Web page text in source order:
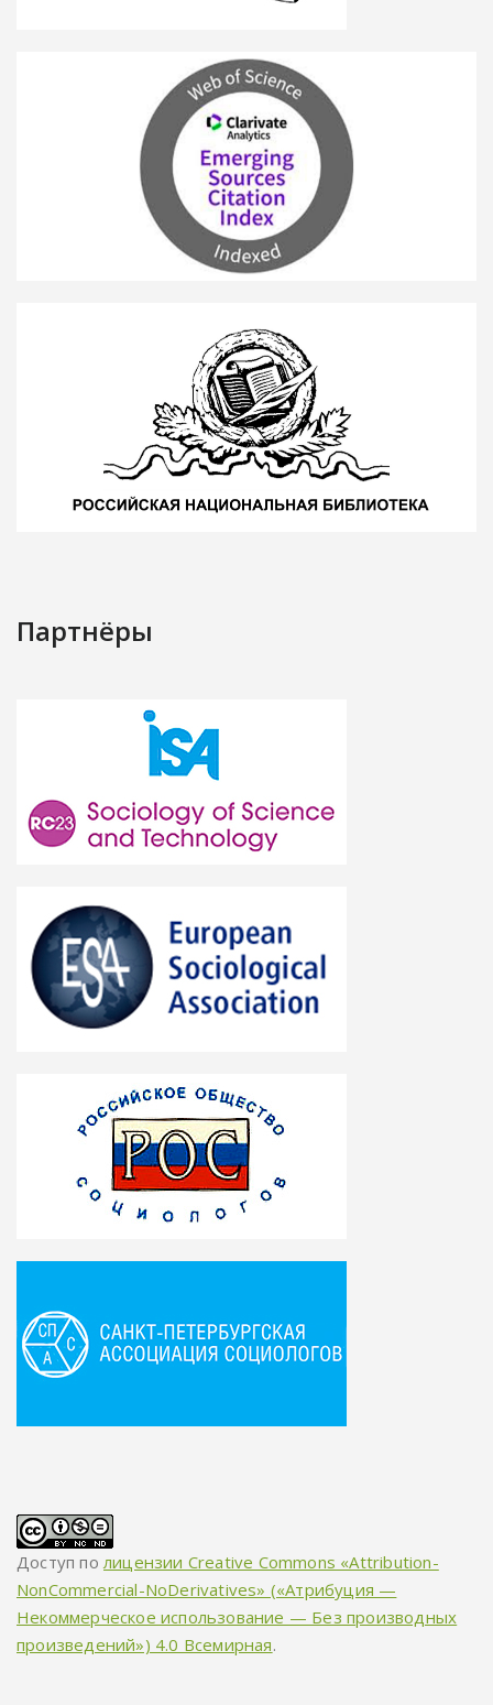
Партнёры
Доступ полицензии Creative Commons «Attribution-
NonCommercial-NoDerivatives» («Атрибуция —
Некоммерческое использование — Без производных
произведений») 4.0 Всемирная.